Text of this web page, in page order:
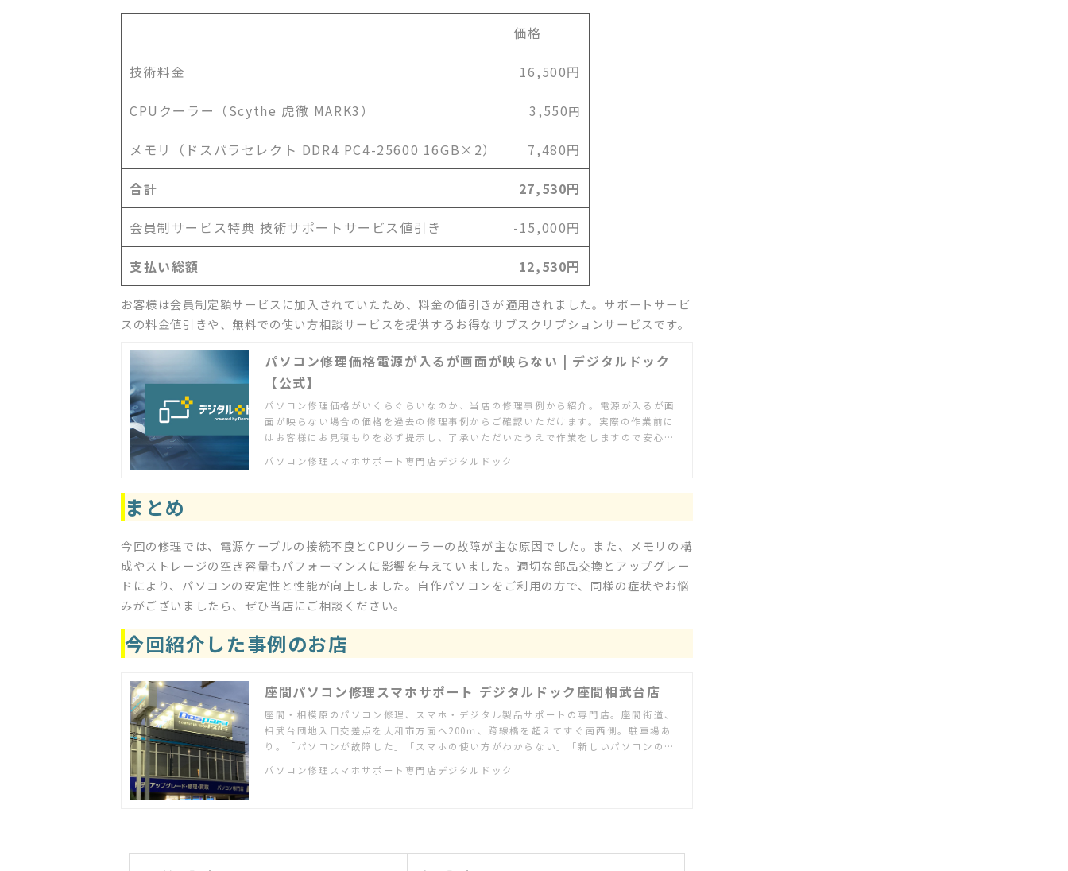
価格
技術料金 16,500円
CPUクーラー（Scythe 虎徹 MARK3） 3,550円
メモリ（ドスパラセレクト DDR4 PC4-25600 16GB×2） 7,480円
合計 27,530円
会員制サービス特典 技術サポートサービス値引き -15,000円
支払い総額 12,530円
お客様は会員制定額サービスに加入されていたため、料金の値引きが適用されました。サポートサービ
スの料金値引きや、無料での使い方相談サービスを提供するお得なサブスクリプションサービスです。
パソコン修理価格電源が入るが画面が映らない | デジタルドック
【公式】
パソコン修理価格がいくらぐらいなのか、当店の修理事例から紹介。電源が入るが画
面が映らない場合の価格を過去の修理事例からご確認いただけます。実際の作業前に
はお客様にお見積もりを必ず提示し、了承いただいたうえで作業をしますので安心で
パソコン修理スマホサポート専門店デジタルドック
まとめ
今回の修理では、電源ケーブルの接続不良とCPUクーラーの故障が主な原因でした。また、メモリの構
成やストレージの空き容量もパフォーマンスに影響を与えていました。適切な部品交換とアップグレー
ドにより、パソコンの安定性と性能が向上しました。自作パソコンをご利用の方で、同様の症状やお悩
みがございましたら、ぜひ当店にご相談ください。
今回紹介した事例のお店
座間パソコン修理スマホサポート デジタルドック座間相武台店
座間・相模原のパソコン修理、スマホ・デジタル製品サポートの専門店。座間街道、
相武台団地入口交差点を大和市方面へ200ｍ、跨線橋を超えてすぐ南西側。駐車場あ
り。「パソコンが故障した」「スマホの使い方がわからない」「新しいパソコンの設
たい」など何でもご相談ください
パソコン修理スマホサポート専門店デジタルドック